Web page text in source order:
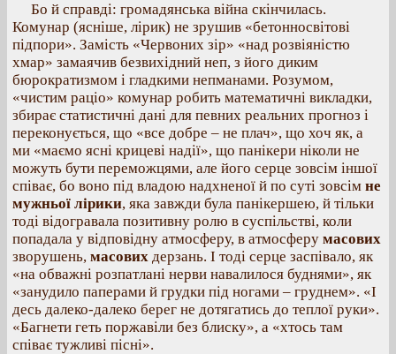
Бо й справді: громадянська війна скінчилась.
Комунар (ясніше, лірик) не зрушив «бетонносвітові
підпори». Замість «Червоних зір» «над розвіяністю
хмар» замаячив безвихідний неп, з його диким
бюрократизмом і гладкими непманами. Розумом,
«чистим раціо» комунар робить математичні викладки,
збирає статистичні дані для певних реальних прогноз і
переконується, що «все добре – не плач», що хоч як, а
ми «маємо ясні крицеві надії», що панікери ніколи не
можуть бути переможцями, але його серце зовсім іншої
співає, бо воно під владою надхненої й по суті зовсім не
мужньої лірики, яка завжди була панікершею, й тільки
тоді відогравала позитивну ролю в суспільстві, коли
попадала у відповідну атмосферу, в атмосферу масових
зворушень, масових дерзань. І тоді серце заспівало, як
«на обважні розпатлані нерви навалилося буднями», як
«занудило паперами й грудки під ногами – груднем». «І
десь далеко-далеко берег не дотягатись до теплої руки».
«Багнети геть поржавіли без блиску», а «хтось там
співає тужливі пісні».